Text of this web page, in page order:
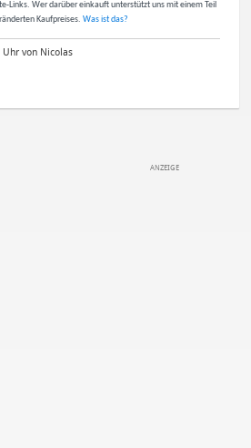
Links. Wer darüber einkauft unterstützt uns mit einem Teil
Kaufpreises. Was ist das?
von Nicolas